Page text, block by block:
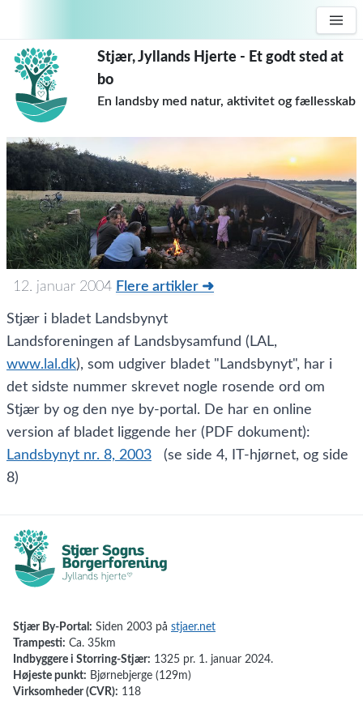
Stjær, Jyllands Hjerte - Et godt sted at
bo
En landsby med natur, aktivitet og fællesskab
12. januar 2004 Flere artikler ➜
Stjær i bladet Landsbynyt
Landsforeningen af Landsbysamfund (LAL,
www.lal.dk), som udgiver bladet "Landsbynyt", har i
det sidste nummer skrevet nogle rosende ord om
Stjær by og den nye by-portal. De har en online
version af bladet liggende her (PDF dokument):
Landsbynyt nr. 8, 2003 (se side 4, IT-hjørnet, og side
8)
Stjær By-Portal: Siden 2003 på stjaer.net
Trampesti: Ca. 35km
Indbyggere i Storring-Stjær: 1325 pr. 1. januar 2024.
Højeste punkt: Bjørnebjerge (129m)
Virksomheder (CVR): 118